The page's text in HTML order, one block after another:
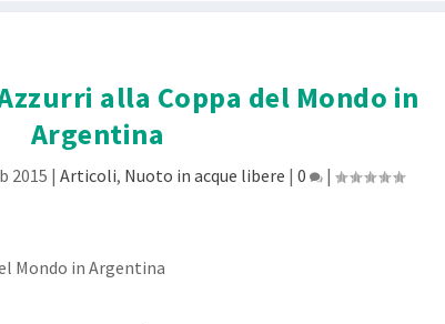
alla Coppa del Mondo in
Argentina
2015 | Articoli, Nuoto in acque libere | 0 |